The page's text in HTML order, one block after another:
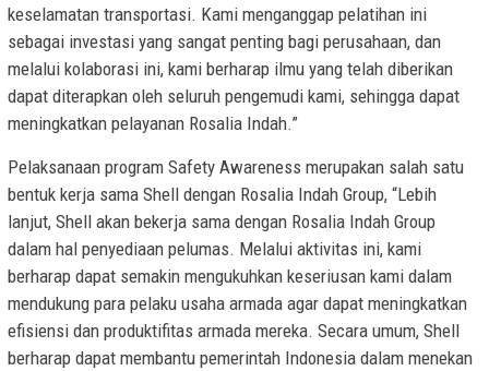
keselamatan transportasi. Kami menganggap pelatihan ini
sebagai investasi yang sangat penting bagi perusahaan, dan
melalui kolaborasi ini, kami berharap ilmu yang telah diberikan
dapat diterapkan oleh seluruh pengemudi kami, sehingga dapat
meningkatkan pelayanan Rosalia Indah.”
Pelaksanaan program Safety Awareness merupakan salah satu
bentuk kerja sama Shell dengan Rosalia Indah Group, “Lebih
lanjut, Shell akan bekerja sama dengan Rosalia Indah Group
dalam hal penyediaan pelumas. Melalui aktivitas ini, kami
berharap dapat semakin mengukuhkan keseriusan kami dalam
mendukung para pelaku usaha armada agar dapat meningkatkan
efisiensi dan produktifitas armada mereka. Secara umum, Shell
berharap dapat membantu pemerintah Indonesia dalam menekan